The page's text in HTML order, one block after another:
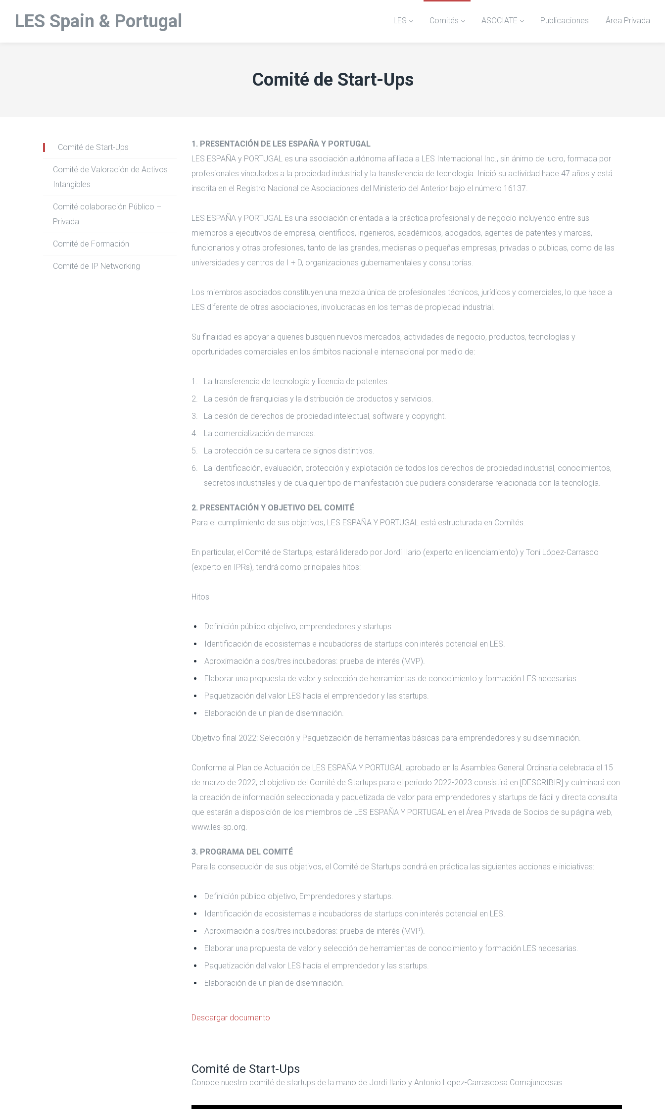
LES Spain & Portugal LES Comités ASOCIATE Publicaciones Área Privada
Comité de Start-Ups
Comité de Start-Ups
Comité de Valoración de Activos
Intangibles
Comité colaboración Público –
Privada
Comité de Formación
Comité de IP Networking
1. PRESENTACIÓN DE LES ESPAÑA Y PORTUGAL
LES ESPAÑA y PORTUGAL es una asociación autónoma afiliada a LES Internacional Inc., sin ánimo de lucro, formada por
profesionales vinculados a la propiedad industrial y la transferencia de tecnología. Inició su actividad hace 47 años y está
inscrita en el Registro Nacional de Asociaciones del Ministerio del Anterior bajo el número 16137.
LES ESPAÑA y PORTUGAL Es una asociación orientada a la práctica profesional y de negocio incluyendo entre sus
miembros a ejecutivos de empresa, científicos, ingenieros, académicos, abogados, agentes de patentes y marcas,
funcionarios y otras profesiones, tanto de las grandes, medianas o pequeñas empresas, privadas o públicas, como de las
universidades y centros de I + D, organizaciones gubernamentales y consultorías.
Los miembros asociados constituyen una mezcla única de profesionales técnicos, jurídicos y comerciales, lo que hace a
LES diferente de otras asociaciones, involucradas en los temas de propiedad industrial.
Su finalidad es apoyar a quienes busquen nuevos mercados, actividades de negocio, productos, tecnologías y
oportunidades comerciales en los ámbitos nacional e internacional por medio de:
La transferencia de tecnología y licencia de patentes.
La cesión de franquicias y la distribución de productos y servicios.
La cesión de derechos de propiedad intelectual, software y copyright.
La comercialización de marcas.
La protección de su cartera de signos distintivos.
La identificación, evaluación, protección y explotación de todos los derechos de propiedad industrial, conocimientos,
secretos industriales y de cualquier tipo de manifestación que pudiera considerarse relacionada con la tecnología.
2. PRESENTACIÓN Y OBJETIVO DEL COMITÉ
Para el cumplimiento de sus objetivos, LES ESPAÑA Y PORTUGAL está estructurada en Comités.
En particular, el Comité de Startups, estará liderado por Jordi Ilario (experto en licenciamiento) y Toni López-Carrasco
(experto en IPRs), tendrá como principales hitos:
Hitos
Definición público objetivo, emprendedores y startups.
Identificación de ecosistemas e incubadoras de startups con interés potencial en LES.
Aproximación a dos/tres incubadoras: prueba de interés (MVP).
Elaborar una propuesta de valor y selección de herramientas de conocimiento y formación LES necesarias.
Paquetización del valor LES hacía el emprendedor y las startups.
Elaboración de un plan de diseminación.
Objetivo final 2022: Selección y Paquetización de herramientas básicas para emprendedores y su diseminación.
Conforme al Plan de Actuación de LES ESPAÑA Y PORTUGAL aprobado en la Asamblea General Ordinaria celebrada el 15
de marzo de 2022, el objetivo del Comité de Startups para el periodo 2022-2023 consistirá en [DESCRIBIR] y culminará con
la creación de información seleccionada y paquetizada de valor para emprendedores y startups de fácil y directa consulta
que estarán a disposición de los miembros de LES ESPAÑA Y PORTUGAL en el Área Privada de Socios de su página web,
www.les-sp.org.
3. PROGRAMA DEL COMITÉ
Para la consecución de sus objetivos, el Comité de Startups pondrá en práctica las siguientes acciones e iniciativas:
Definición público objetivo, Emprendedores y startups.
Identificación de ecosistemas e incubadoras de startups con interés potencial en LES.
Aproximación a dos/tres incubadoras: prueba de interés (MVP).
Elaborar una propuesta de valor y selección de herramientas de conocimiento y formación LES necesarias.
Paquetización del valor LES hacía el emprendedor y las startups.
Elaboración de un plan de diseminación.
Descargar documento
Comité de Start-Ups
Conoce nuestro comité de startups de la mano de Jordi Ilario y Antonio Lopez-Carrascosa Comajuncosas